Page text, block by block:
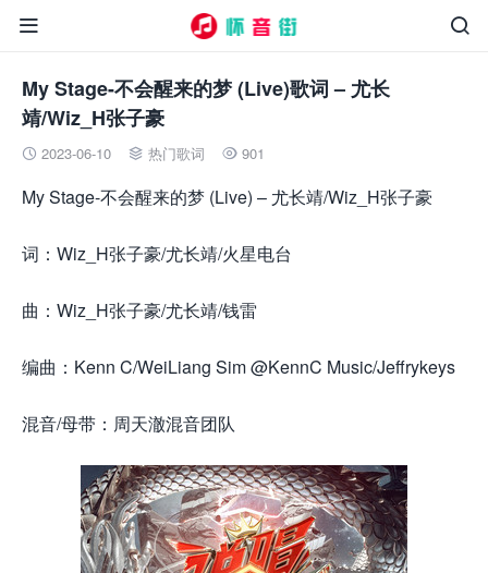


My Stage-不会醒来的梦 (Live)歌词 – 尤长
靖/Wiz_H张子豪
 2023-06-10  热门歌词  901
My Stage-不会醒来的梦 (Live) – 尤长靖/Wiz_H张子豪
词：Wiz_H张子豪/尤长靖/火星电台
曲：Wiz_H张子豪/尤长靖/钱雷
编曲：Kenn C/WeiLiang Sim @KennC Music/Jeffrykeys
混音/母带：周天澈混音团队